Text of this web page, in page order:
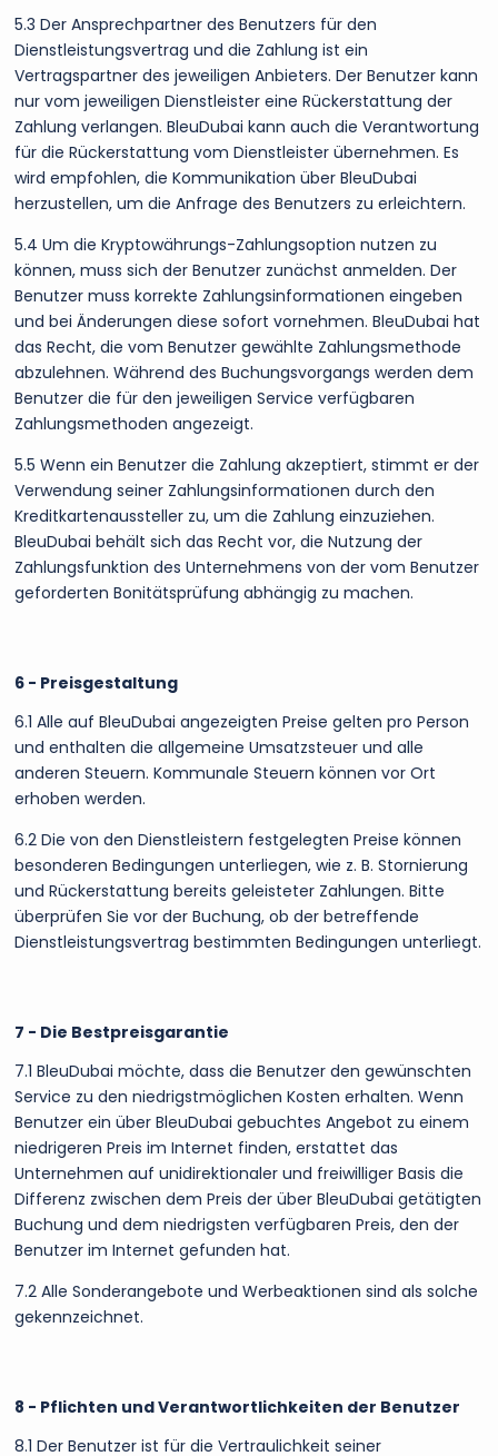
5.3 Der Ansprechpartner des Benutzers für den
Dienstleistungsvertrag und die Zahlung ist ein
Vertragspartner des jeweiligen Anbieters. Der Benutzer kann
nur vom jeweiligen Dienstleister eine Rückerstattung der
Zahlung verlangen. BleuDubai kann auch die Verantwortung
für die Rückerstattung vom Dienstleister übernehmen. Es
wird empfohlen, die Kommunikation über BleuDubai
herzustellen, um die Anfrage des Benutzers zu erleichtern.
5.4 Um die Kryptowährungs-Zahlungsoption nutzen zu
können, muss sich der Benutzer zunächst anmelden. Der
Benutzer muss korrekte Zahlungsinformationen eingeben
und bei Änderungen diese sofort vornehmen. BleuDubai hat
das Recht, die vom Benutzer gewählte Zahlungsmethode
abzulehnen. Während des Buchungsvorgangs werden dem
Benutzer die für den jeweiligen Service verfügbaren
Zahlungsmethoden angezeigt.
5.5 Wenn ein Benutzer die Zahlung akzeptiert, stimmt er der
Verwendung seiner Zahlungsinformationen durch den
Kreditkartenaussteller zu, um die Zahlung einzuziehen.
BleuDubai behält sich das Recht vor, die Nutzung der
Zahlungsfunktion des Unternehmens von der vom Benutzer
geforderten Bonitätsprüfung abhängig zu machen.
6 - Preisgestaltung
6.1 Alle auf BleuDubai angezeigten Preise gelten pro Person
und enthalten die allgemeine Umsatzsteuer und alle
anderen Steuern. Kommunale Steuern können vor Ort
erhoben werden.
6.2 Die von den Dienstleistern festgelegten Preise können
besonderen Bedingungen unterliegen, wie z. B. Stornierung
und Rückerstattung bereits geleisteter Zahlungen. Bitte
überprüfen Sie vor der Buchung, ob der betreffende
Dienstleistungsvertrag bestimmten Bedingungen unterliegt.
7 - Die Bestpreisgarantie
7.1 BleuDubai möchte, dass die Benutzer den gewünschten
Service zu den niedrigstmöglichen Kosten erhalten. Wenn
Benutzer ein über BleuDubai gebuchtes Angebot zu einem
niedrigeren Preis im Internet finden, erstattet das
Unternehmen auf unidirektionaler und freiwilliger Basis die
Differenz zwischen dem Preis der über BleuDubai getätigten
Buchung und dem niedrigsten verfügbaren Preis, den der
Benutzer im Internet gefunden hat.
7.2 Alle Sonderangebote und Werbeaktionen sind als solche
gekennzeichnet.
8 - Pflichten und Verantwortlichkeiten der Benutzer
8.1 Der Benutzer ist für die Vertraulichkeit seiner